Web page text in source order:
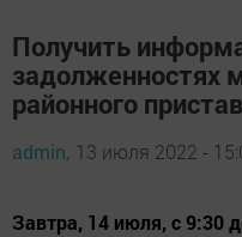
Получить
задолженностях
районного
admin, 13 июля 2022 -
Завтра, 14 июля, с 9:30